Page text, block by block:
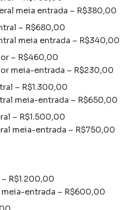
meia entrada – R$380,00
– R$680,00
meia entrada – R$340,00
– R$460,00
meia-entrada – R$230,00
– R$1.300,00
meia-entrada – R$650,00
– R$1.500,00
meia-entrada – R$750,00
R$1.200,00
meia-entrada – R$600,00